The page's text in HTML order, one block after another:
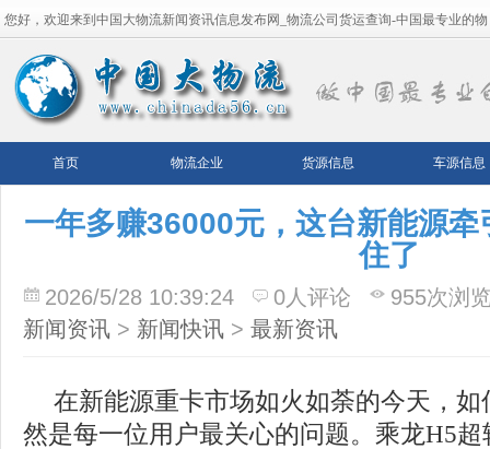
您好，欢迎来到中国大物流新闻资讯信息发布网_物流公司货运查询-中国最专业的物
流平台！
首页 物流企业 货源信息 车源信息
一年多赚36000元，这台新能源
住了
2026/5/28 10:39:24 0人评论
955次浏
新闻资讯 > 新闻快讯 > 最新资讯
在新能源重卡市场如火如荼的今天，
然是每一位用户最关心的问题。乘龙H5